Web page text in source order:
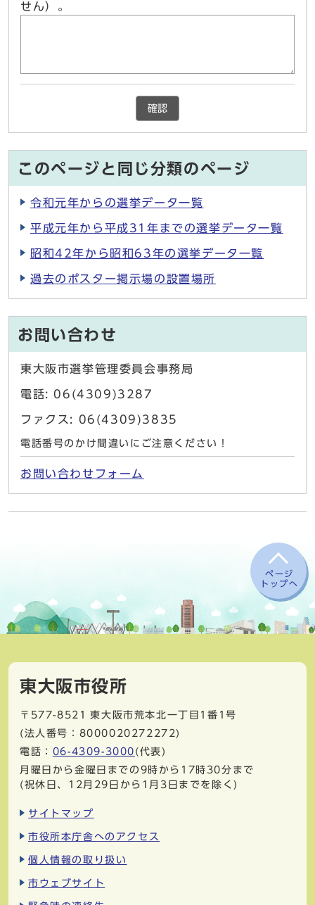
せん）。
確認
このページと同じ分類のページ
令和元年からの選挙データ一覧
平成元年から平成31年までの選挙データ一覧
昭和42年から昭和63年の選挙データ一覧
過去のポスター掲示場の設置場所
お問い合わせ
東大阪市選挙管理委員会事務局
電話: 06(4309)3287
ファクス: 06(4309)3835
電話番号のかけ間違いにご注意ください！
お問い合わせフォーム
ページ
トップへ
東大阪市役所
〒577-8521
東大阪市荒本北一丁目1番1号
(法人番号：8000020272272)
電話： 06-4309-3000 (代表)
月曜日から金曜日までの9時から17時30分まで
(祝休日、12月29日から1月3日までを除く)
サイトマップ
市役所本庁舎へのアクセス
個人情報の取り扱い
市ウェブサイト